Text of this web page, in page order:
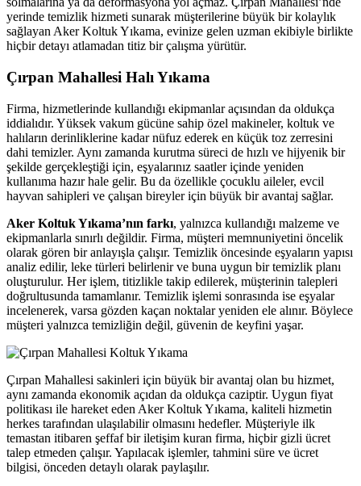
escort sakarya
Hacklink panel
Hacklink panel
jojobet
jojobet
jojobet
jojobet
vdcasino
vdcasino
casibom giris
casibom giris
Earn money link shortener
betebet
pulibet
holiganbet
yerinde temizlik hizmeti sunarak müşterilerine büyük bir kolaylık
sağlayan Aker Koltuk Yıkama, evinize gelen uzman ekibiyle birlikte
hiçbir detayı atlamadan titiz bir çalışma yürütür.
Çırpan Mahallesi Halı Yıkama
Firma, hizmetlerinde kullandığı ekipmanlar açısından da oldukça
iddialıdır. Yüksek vakum gücüne sahip özel makineler, koltuk ve
halıların derinliklerine kadar nüfuz ederek en küçük toz zerresini
dahi temizler. Aynı zamanda kurutma süreci de hızlı ve hijyenik bir
şekilde gerçekleştiği için, eşyalarınız saatler içinde yeniden
kullanıma hazır hale gelir. Bu da özellikle çocuklu aileler, evcil
hayvan sahipleri ve çalışan bireyler için büyük bir avantaj sağlar.
Aker Koltuk Yıkama’nın farkı, yalnızca kullandığı malzeme ve
ekipmanlarla sınırlı değildir. Firma, müşteri memnuniyetini öncelik
olarak gören bir anlayışla çalışır. Temizlik öncesinde eşyaların yapısı
analiz edilir, leke türleri belirlenir ve buna uygun bir temizlik planı
oluşturulur. Her işlem, titizlikle takip edilerek, müşterinin talepleri
doğrultusunda tamamlanır. Temizlik işlemi sonrasında ise eşyalar
incelenerek, varsa gözden kaçan noktalar yeniden ele alınır. Böylece
müşteri yalnızca temizliğin değil, güvenin de keyfini yaşar.
Çırpan Mahallesi sakinleri için büyük bir avantaj olan bu hizmet,
aynı zamanda ekonomik açıdan da oldukça caziptir. Uygun fiyat
politikası ile hareket eden Aker Koltuk Yıkama, kaliteli hizmetin
herkes tarafından ulaşılabilir olmasını hedefler. Müşteriyle ilk
temastan itibaren şeffaf bir iletişim kuran firma, hiçbir gizli ücret
talep etmeden çalışır. Yapılacak işlemler, tahmini süre ve ücret
bilgisi, önceden detaylı olarak paylaşılır.